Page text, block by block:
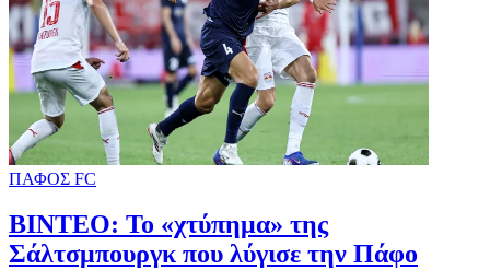
ΠΑΦΟΣ FC
ΒΙΝΤΕΟ: Το «χτύπημα» της
Σάλτσμπουργκ που λύγισε την Πάφο